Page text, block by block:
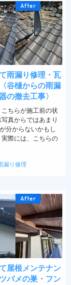
After
雨漏り修理・瓦
谷樋からの雨漏
の撤去工事〉
ちらが施工前の状
真からではあまり
分からないかもし
際には、こちらの
漏り修理
After
屋根メンテナン
バメの巣・フン